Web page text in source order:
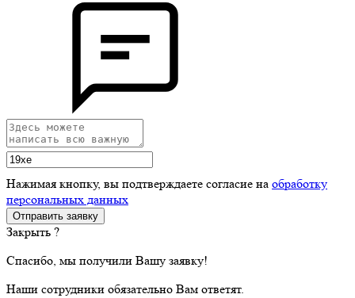
Нажимая кнопку, вы подтверждаете согласие на обработку
персональных данных
Закрыть ?
Спасибо, мы получили Вашу заявку!
Наши сотрудники обязательно Вам ответят.